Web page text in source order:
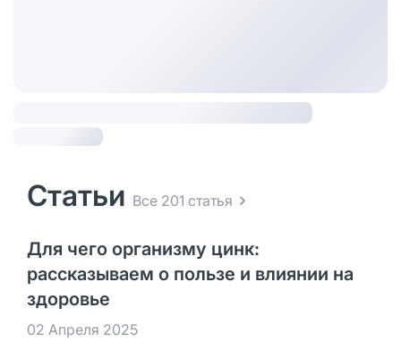
Статьи Все 201 статья
Для чего организму цинк:
рассказываем о пользе и влиянии на
здоровье
02 Апреля 2025